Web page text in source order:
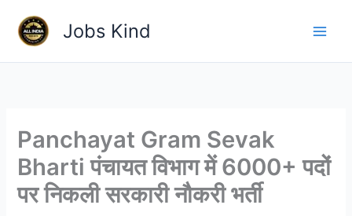
content
Jobs Kind
Panchayat Gram Sevak
Bharti पंचायत विभाग में 6000+ पदों
पर निकली सरकारी नौकरी भर्ती